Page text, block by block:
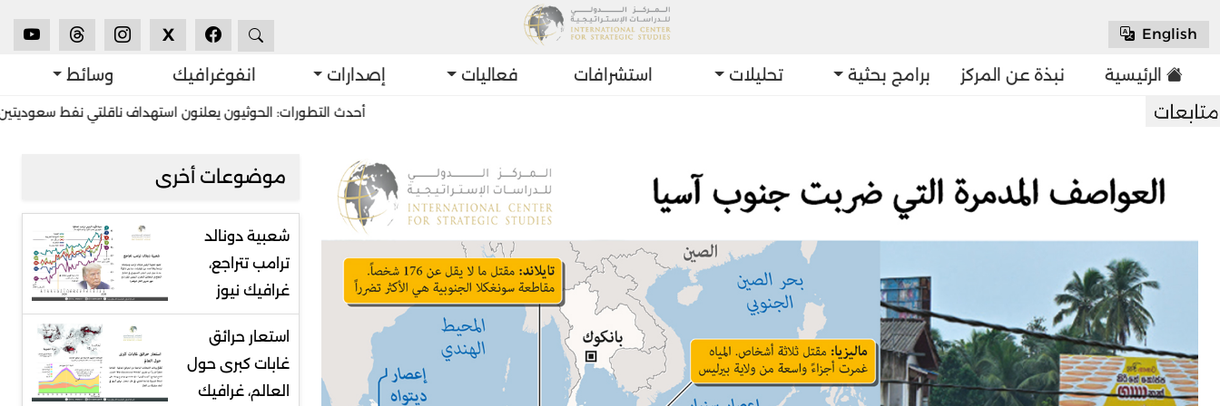
English
X
الرئيسية نبذة عن المركز برامج بحثية تحليلات استشرافات فعاليات إصدارات انفوغرافيك وسائط
أحدث التطورات: الحوثيون يعلنون استهداف ناقلتي نفط سعوديتين
موضوعات أخرى
شعبية دونالد
ترامب تتراجع،
غرافيك نيوز
استعار حرائق
غابات كبرى حول
العالم، غرافيك